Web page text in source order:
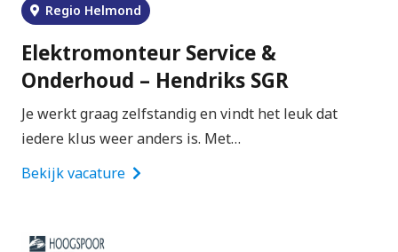
Regio Helmond
Elektromonteur Service &
Onderhoud – Hendriks SGR
Je werkt graag zelfstandig en vindt het leuk dat
iedere klus weer anders is. Met…
Bekijk vacature